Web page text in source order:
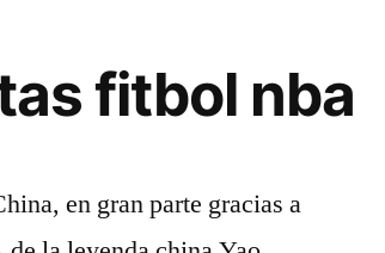
fitbol nba
en gran parte gracias a